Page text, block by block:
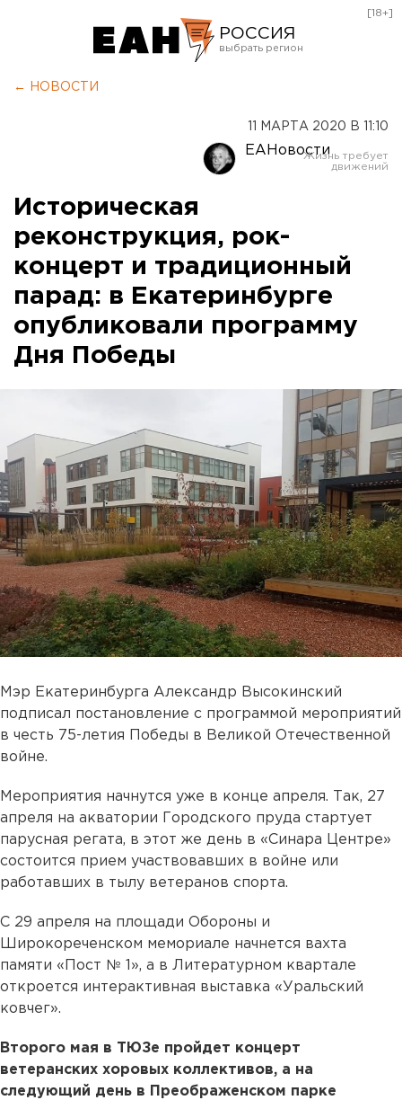
РОССИЯ
Оренбург
[18+]
← НОВОСТИ
11 МАРТА 2020 В 11:10
ЕАНовости
Историческая
реконструкция, рок-
концерт и традиционный
парад: в Екатеринбурге
опубликовали программу
Дня Победы
Мэр Екатеринбурга Александр Высокинский
подписал постановление с программой мероприятий
в честь 75-летия Победы в Великой Отечественной
войне.
Мероприятия начнутся уже в конце апреля. Так, 27
апреля на акватории Городского пруда стартует
парусная регата, в этот же день в «Синара Центре»
состоится прием участвовавших в войне или
работавших в тылу ветеранов спорта.
С 29 апреля на площади Обороны и
Широкореченском мемориале начнется вахта
памяти «Пост № 1», а в Литературном квартале
откроется интерактивная выставка «Уральский
ковчег».
Второго мая в ТЮЗе пройдет концерт
ветеранских хоровых коллективов, а на
следующий день в Преображенском парке